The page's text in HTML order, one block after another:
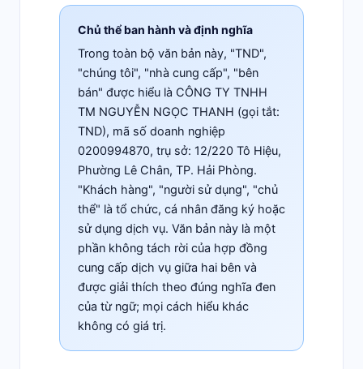
Chủ thể ban hành và định nghĩa
Trong toàn bộ văn bản này, "TND",
"chúng tôi", "nhà cung cấp", "bên
bán" được hiểu là CÔNG TY TNHH
TM NGUYỄN NGỌC THANH (gọi tắt:
TND), mã số doanh nghiệp
0200994870, trụ sở: 12/220 Tô Hiệu,
Phường Lê Chân, TP. Hải Phòng.
"Khách hàng", "người sử dụng", "chủ
thể" là tổ chức, cá nhân đăng ký hoặc
sử dụng dịch vụ. Văn bản này là một
phần không tách rời của hợp đồng
cung cấp dịch vụ giữa hai bên và
được giải thích theo đúng nghĩa đen
của từ ngữ; mọi cách hiểu khác
không có giá trị.